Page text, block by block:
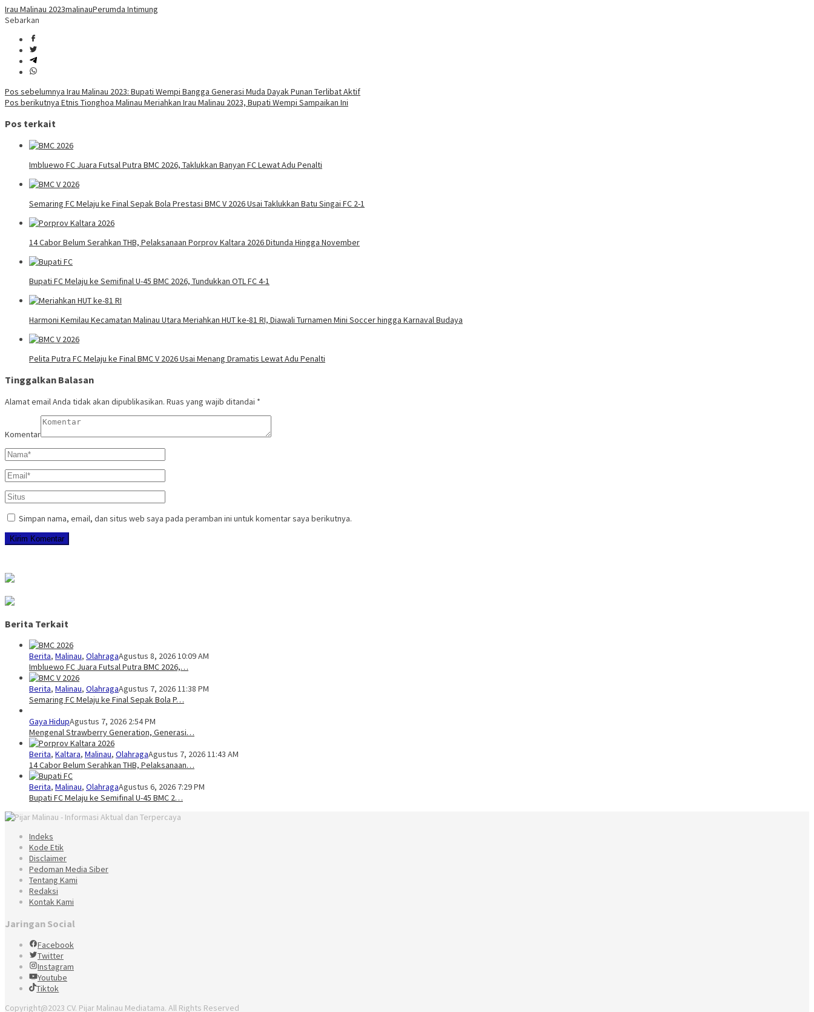
Irau Malinau 2023malinauPerumda Intimung
Sebarkan
Navigasi
pos
Pos sebelumnya Irau Malinau 2023: Bupati Wempi Bangga Generasi Muda Dayak Punan Terlibat Aktif
Pos berikutnya Etnis Tionghoa Malinau Meriahkan Irau Malinau 2023, Bupati Wempi Sampaikan Ini
Pos terkait
Imbluewo FC Juara Futsal Putra BMC 2026, Taklukkan Banyan FC Lewat Adu Penalti
Semaring FC Melaju ke Final Sepak Bola Prestasi BMC V 2026 Usai Taklukkan Batu Singai FC 2-1
14 Cabor Belum Serahkan THB, Pelaksanaan Porprov Kaltara 2026 Ditunda Hingga November
Bupati FC Melaju ke Semifinal U-45 BMC 2026, Tundukkan OTL FC 4-1
Harmoni Kemilau Kecamatan Malinau Utara Meriahkan HUT ke-81 RI, Diawali Turnamen Mini Soccer hingga Karnaval Budaya
Pelita Putra FC Melaju ke Final BMC V 2026 Usai Menang Dramatis Lewat Adu Penalti
Tinggalkan Balasan
Alamat email Anda tidak akan dipublikasikan. Ruas yang wajib ditandai *
Komentar
Simpan nama, email, dan situs web saya pada peramban ini untuk komentar saya berikutnya.
Berita Terkait
Berita, Malinau, OlahragaAgustus 8, 2026 10:09 AM
Imbluewo FC Juara Futsal Putra BMC 2026,…
Berita, Malinau, OlahragaAgustus 7, 2026 11:38 PM
Semaring FC Melaju ke Final Sepak Bola P…
Gaya HidupAgustus 7, 2026 2:54 PM
Mengenal Strawberry Generation, Generasi…
Berita, Kaltara, Malinau, OlahragaAgustus 7, 2026 11:43 AM
14 Cabor Belum Serahkan THB, Pelaksanaan…
Berita, Malinau, OlahragaAgustus 6, 2026 7:29 PM
Bupati FC Melaju ke Semifinal U-45 BMC 2…
Indeks
Kode Etik
Disclaimer
Pedoman Media Siber
Tentang Kami
Redaksi
Kontak Kami
Jaringan Social
Facebook
Twitter
Instagram
Youtube
Tiktok
Copyright@2023 CV. Pijar Malinau Mediatama. All Rights Reserved